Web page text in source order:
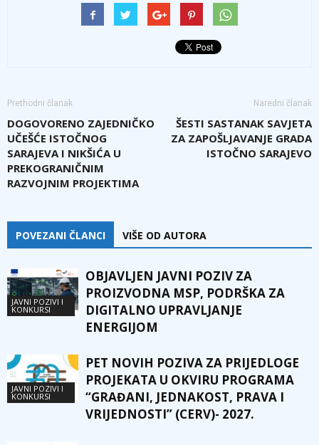
Prethodni članak
DOGOVORENO ZAJEDNIČKO
UČEŠĆE ISTOČNOG
SARAJEVA I NIKŠIĆA U
PREKOGRANIČNIM
RAZVOJNIM PROJEKTIMA
Naredni članak
ŠESTI SASTANAK SAVJETA
ZA ZAPOŠLJAVANJE GRADA
ISTOČNO SARAJEVO
POVEZANI ČLANCI VIŠE OD AUTORA
JAVNI POZIVI I
KONKURSI
OBJAVLJEN JAVNI POZIV ZA
PROIZVODNA MSP, PODRŠKA ZA
DIGITALNO UPRAVLJANJE
ENERGIJOM
JAVNI POZIVI I
KONKURSI
PET NOVIH POZIVA ZA PRIJEDLOGE
PROJEKATA U OKVIRU PROGRAMA
“GRAĐANI, JEDNAKOST, PRAVA I
VRIJEDNOSTI” (CERV)- 2027.